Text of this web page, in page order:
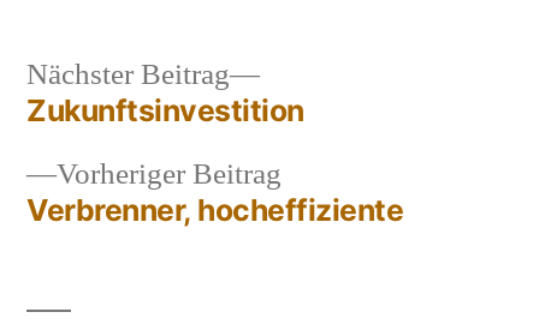
Beitragsnavigation
Vorheriger Beitrag
Beitrag:
Verbrenner, hocheffiziente
Nächster Beitrag
Nächster
Beitrag:
Zukunftsinvestition